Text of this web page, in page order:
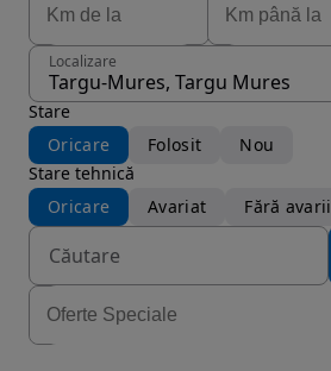
Localizare
Targu-Mures, Targu Mures
Stare
Oricare
Folosit
Nou
Stare tehnică
Oricare
Avariat Fără avarii